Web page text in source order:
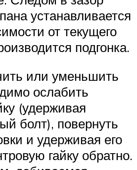
устанавливается
от текущего
подгонка.
или уменьшить
ослабить
(удерживая
болт), повернуть
и удерживая его
гайку обратно.